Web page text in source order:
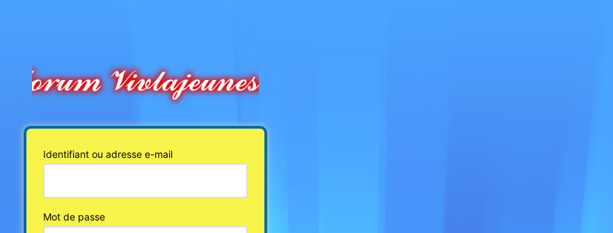
Identifiant ou adresse e-mail
Mot de passe